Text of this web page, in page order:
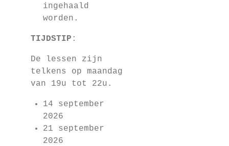
ingehaald
worden.
TIJDSTIP :
De lessen zijn
telkens op maandag
van 19u tot 22u.
14 september
2026
21 september
2026